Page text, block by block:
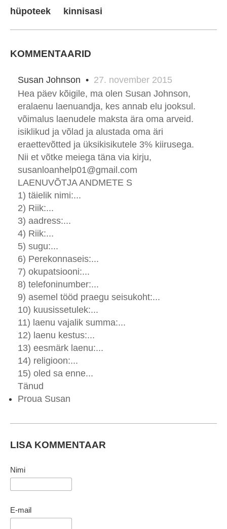
hüpoteek kinnisasi
KOMMENTAARID
Susan Johnson • 27. november 2015
Hea päev kõigile, ma olen Susan Johnson,
eralaenu laenuandja, kes annab elu jooksul.
võimalus laenudele maksta ära oma arveid.
isiklikud ja võlad ja alustada oma äri
eraettevõtted ja üksikisikutele 3% kiirusega.
Nii et võtke meiega täna via kirju,
susanloanhelp01@gmail.com
LAENUVÕTJA ANDMETE S
1) täielik nimi:...
2) Riik:...
3) aadress:...
4) Riik:...
5) sugu:...
6) Perekonnaseis:...
7) okupatsiooni:...
8) telefoninumber:...
9) asemel tööd praegu seisukoht:...
10) kuusissetulek:...
11) laenu vajalik summa:...
12) laenu kestus:...
13) eesmärk laenu:...
14) religioon:...
15) oled sa enne...
Tänud
Proua Susan
LISA KOMMENTAAR
Nimi
E-mail